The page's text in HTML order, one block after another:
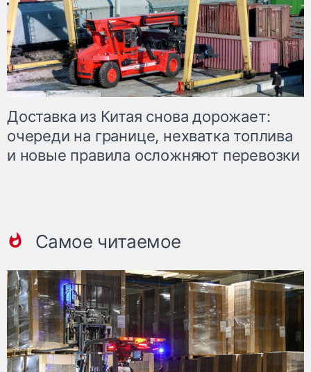
Доставка из Китая снова дорожает:
очереди на границе, нехватка топлива
и новые правила осложняют перевозки
Самое читаемое